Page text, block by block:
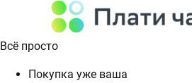
Всё просто
Покупка уже ваша